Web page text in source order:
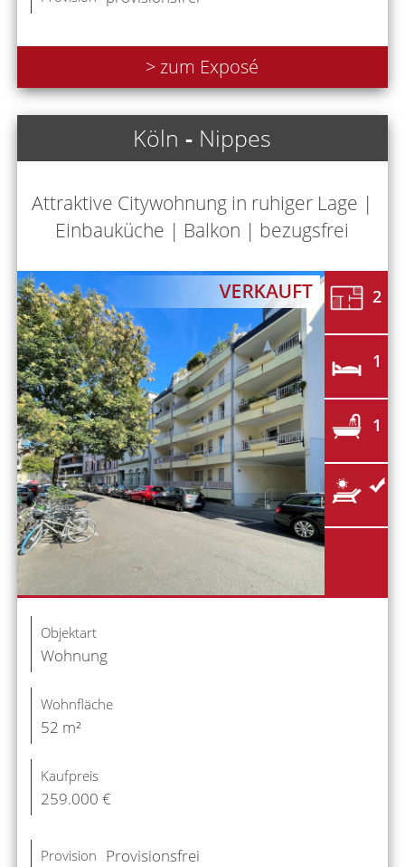
> zum Exposé
Köln - Nippes
Attraktive Citywohnung in ruhiger Lage |
Einbauküche | Balkon | bezugsfrei
2
1
1
Objektart
Wohnung
Wohnfläche
52 m²
Kaufpreis
259.000 €
Provision Provisionsfrei